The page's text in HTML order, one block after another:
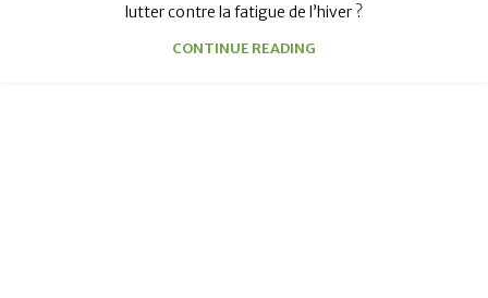
lutter contre la fatigue de l’hiver ?
CONTINUE READING